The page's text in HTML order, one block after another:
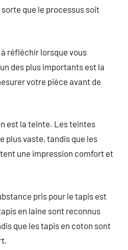
que le processus soit
réfléchir lorsque vous
des plus importants est la
votre pièce avant de
est la teinte. Les teintes
plus vaste, tandis que les
une impression comfort et
pris pour le tapis est
en laine sont reconnus
que les tapis en coton sont